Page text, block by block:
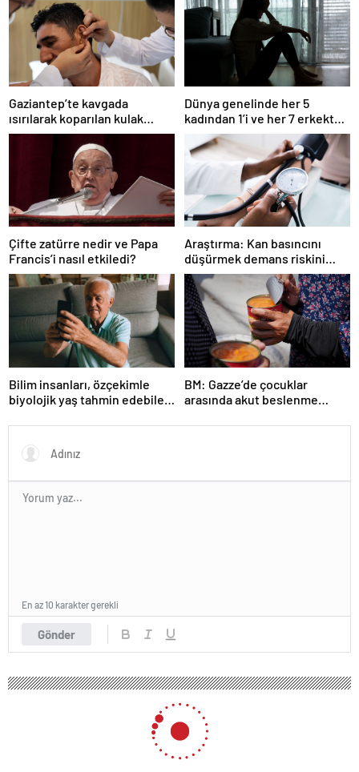
Gaziantep’te kavgada
ısırılarak koparılan kulak
memesi yerine dikildi
Dünya genelinde her 5
kadından 1’i ve her 7 erkekten
1’i çocukluğunda cinsel
şiddete uğruyor: Araştırma
Çifte zatürre nedir ve Papa
Francis’i nasıl etkiledi?
Araştırma: Kan basıncını
düşürmek demans riskini
azaltmaya yardımcı oluyor
Bilim insanları, özçekimle
biyolojik yaş tahmin edebilen
BM: Gazze’de çocuklar
arasında akut beslenme
Gönder
En az 10 karakter gerekli